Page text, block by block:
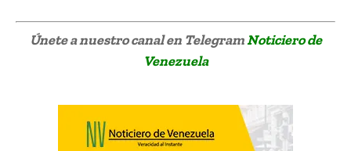
Únete a nuestro canal en TelegramNoticiero de
Venezuela